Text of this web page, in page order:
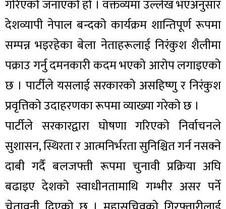
गरिएको जनाएको हो । वक्तव्यमा उल्लेख भएअनुसार
देशव्यापी नेपाल बन्दको कार्यक्रम शान्तिपूर्ण रूपमा
सम्पन्न भइरहेका बेला नेताहरूलाई निरंकुश शैलीमा
पक्राउ गर्नु दमनकारी कदम भएको आरोप लगाइएको
छ । पार्टीले यसलाई सरकारको असहिष्णु र निरंकुश
प्रवृत्तिको उदाहरणका रूपमा व्याख्या गरेको छ ।
पार्टीले सरकारद्वारा घोषणा गरिएको निर्वाचनले
सुशासन, स्थिरता र आत्मनिर्भरता सुनिश्चित गर्न नसक्ने
दाबी गर्दै बलजफ्ती रूपमा चुनावी प्रक्रिया अघि
बढाइए देशको स्वाधीनतामाथि गम्भीर असर पर्ने